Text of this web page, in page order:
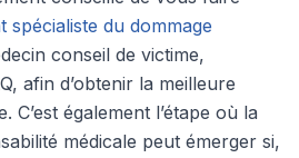
spécialiste du dommage
conseil de victime,
afin d’obtenir la meilleure
C’est également l’étape où la
médicale peut émerger si,